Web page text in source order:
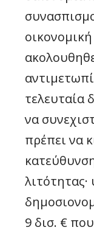
τελευταία
να
πρέπει να
9 δισ. €